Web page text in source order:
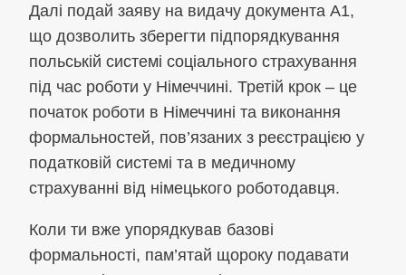
Далі подай заяву на видачу документа A1,
що дозволить зберегти підпорядкування
польській системі соціального страхування
під час роботи у Німеччині. Третій крок – це
початок роботи в Німеччині та виконання
формальностей, пов’язаних з реєстрацією у
податковій системі та в медичному
страхуванні від німецького роботодавця.
Коли ти вже упорядкував базові
формальності, пам’ятай щороку подавати